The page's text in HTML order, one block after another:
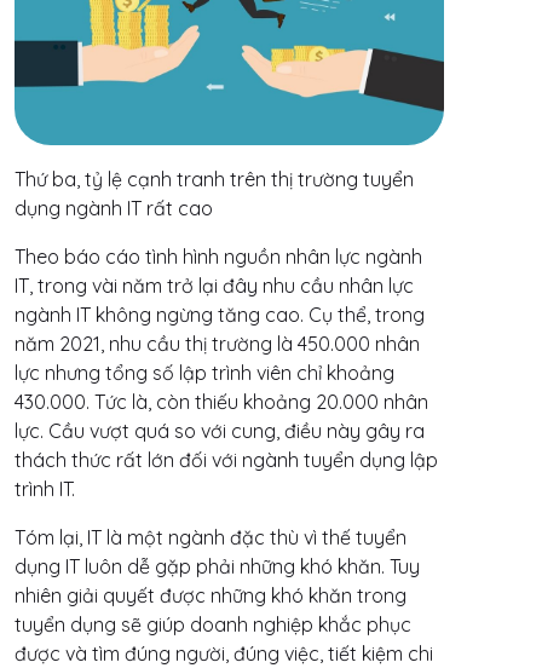
Thứ ba, tỷ lệ cạnh tranh trên thị trường tuyển
dụng ngành IT rất cao
Theo báo cáo tình hình nguồn nhân lực ngành
IT, trong vài năm trở lại đây nhu cầu nhân lực
ngành IT không ngừng tăng cao. Cụ thể, trong
năm 2021, nhu cầu thị trường là 450.000 nhân
lực nhưng tổng số lập trình viên chỉ khoảng
430.000. Tức là, còn thiếu khoảng 20.000 nhân
lực. Cầu vượt quá so với cung, điều này gây ra
thách thức rất lớn đối với ngành tuyển dụng lập
trình IT.
Tóm lại, IT là một ngành đặc thù vì thế tuyển
dụng IT luôn dễ gặp phải những khó khăn. Tuy
nhiên giải quyết được những khó khăn trong
tuyển dụng sẽ giúp doanh nghiệp khắc phục
được và tìm đúng người, đúng việc, tiết kiệm chi